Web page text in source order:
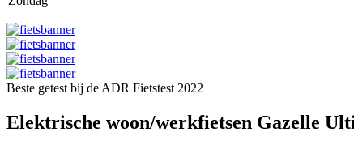
Beste getest bij de ADR Fietstest 2022
Elektrische woon/werkfietsen Gazelle